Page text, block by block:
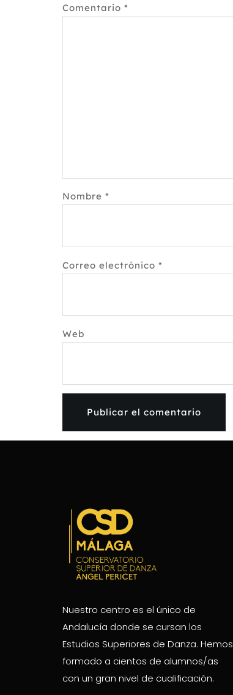
Comentario *
Nombre *
Correo electrónico *
Web
Nuestro centro es el único de
Andalucía donde se cursan los
Estudios Superiores de Danza. Hemos
formado a cientos de alumnos/as
con un gran nivel de cualificación.